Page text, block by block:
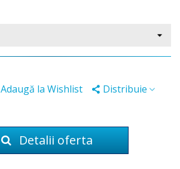
Adaugă la Wishlist
Distribuie
Detalii oferta